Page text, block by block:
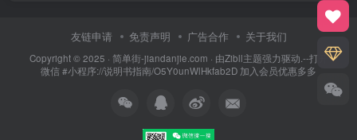
友链申请 免责声明 广告合作 关于我们
Copyright © 2025 · 简单街-jiandanjie.com · 由Zibll主题强力驱动.--打开
微信 #小程序://说明书指南/O5Y0unWlHkfab2D 加入会员优惠多多